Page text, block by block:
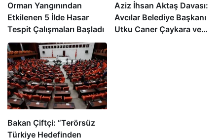
Orman Yangınından
Etkilenen 5 İlde Hasar
Tespit Çalışmaları Başladı
Aziz İhsan Aktaş Davası:
Avcılar Belediye Başkanı
Utku Caner Çaykara ve
Bakan Çiftçi: “Terörsüz
Türkiye Hedefinden